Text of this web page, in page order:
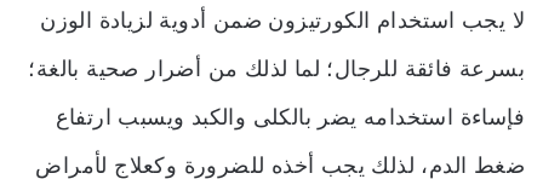
لا يجب استخدام الكورتيزون ضمن أدوية لزيادة الوزن
بسرعة فائقة للرجال؛ لما لذلك من أضرار صحية بالغة؛
فإساءة استخدامه يضر بالكلى والكبد ويسبب ارتفاع
ضغط الدم، لذلك يجب أخذه للضرورة وكعلاج لأمراض